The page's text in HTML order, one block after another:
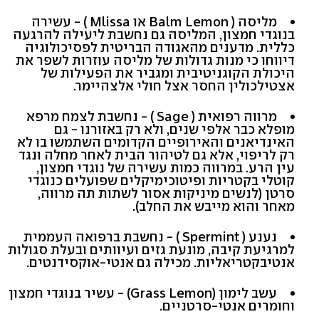
מליסה ( Balm Lemon או Mlissa ) - עשירה
בנוגדי חמצון, המליסה גם נחשבת ליעילה להרגעה
כללית. מדענים מהאגודה הבריטית לפסיכולוגיה
דיווחו כי מנות גדולות של מליסה עוזרות לשפר את
היכולת הקוגניטיבית ומגביר את הפעילות של
אצטילכולין החסר אצל חולי אלצהיימר.
מרווה רפואית ( Sage ) - נחשבת לצמח מרפא
מופלא כבר אלפי שנים, ולא רק באזורנו - גם
האינדיאנים והאירופיים הקדומים השתמשו בו לא
רק לריפוי, אלא גם לטיהור הבית לאחר מחלה ונגד
עין הרע. במרווה כמות עשירה של נוגדי חמצון,
קוטלי בקטריות ופיטוכימיקלים שפועלים כנוגדי
סרטן (לנשים מיניקות אסור לשתות תה מרווה,
מאחר והוא מייבש את החלב).
נענע ( Spermint ) - נחשבת ברפואה העממית
למרגיעת קיבה, מונעת גזים ועיוותים ובעלת סגולות
אנטיבקטריאליות. מכילה גם אנטי-אוקסידנטים.
עשב לימון (Grass Lemon) - עשיר בנוגדי חמצון
וחומרים אנטי-סרטניים.